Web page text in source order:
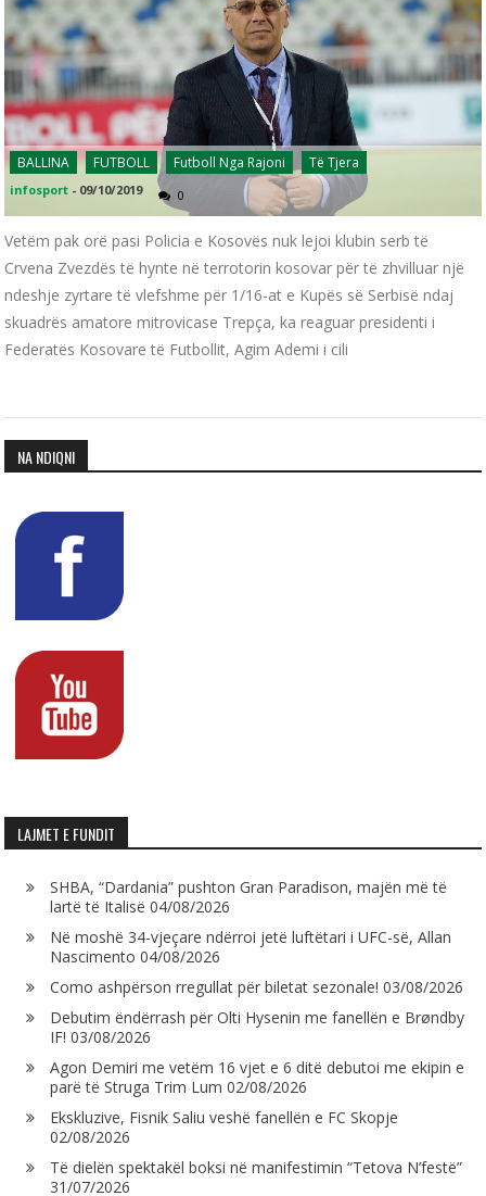
BALLINA FUTBOLL Futboll Nga Rajoni Të Tjera
infosport - 09/10/2019 0
Vetëm pak orë pasi Policia e Kosovës nuk lejoi klubin serb të
Crvena Zvezdës të hynte në terrotorin kosovar për të zhvilluar një
ndeshje zyrtare të vlefshme për 1/16-at e Kupës së Serbisë ndaj
skuadrës amatore mitrovicase Trepça, ka reaguar presidenti i
Federatës Kosovare të Futbollit, Agim Ademi i cili
NA NDIQNI
LAJMET E FUNDIT
SHBA, “Dardania” pushton Gran Paradison, majën më të
lartë të Italisë 04/08/2026
Në moshë 34-vjeçare ndërroi jetë luftëtari i UFC-së, Allan
Nascimento 04/08/2026
Como ashpërson rregullat për biletat sezonale! 03/08/2026
Debutim ëndërrash për Olti Hysenin me fanellën e Brøndby
IF! 03/08/2026
Agon Demiri me vetëm 16 vjet e 6 ditë debutoi me ekipin e
parë të Struga Trim Lum 02/08/2026
Ekskluzive, Fisnik Saliu veshë fanellën e FC Skopje
02/08/2026
Të dielën spektakël boksi në manifestimin “Tetova N’festë”
31/07/2026